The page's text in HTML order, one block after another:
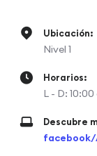
Ubicación:
Nivel 1
Horarios:
L - D:
Descubre
facebook/